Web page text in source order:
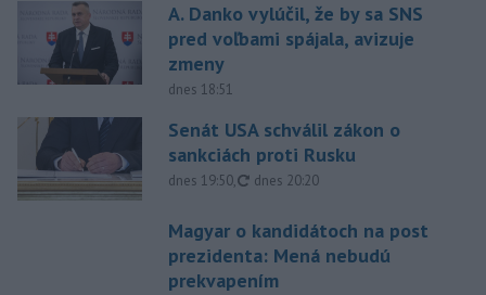
A. Danko vylúčil, že by sa SNS
pred voľbami spájala, avizuje
zmeny
dnes 18:51
Senát USA schválil zákon o
sankciách proti Rusku
dnes 19:50, aktualizované
dnes 20:20
Magyar o kandidátoch na post
prezidenta: Mená nebudú
prekvapením